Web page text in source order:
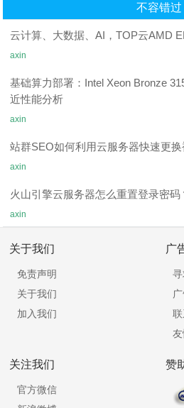
不容错过
云计算、大数据、AI，TOP云AMD
axin
基础算力部署：Intel Xeon Bronze
近性能分析
axin
站群SEO如何利用云服务器快速更换
axin
火山引擎云服务器怎么重置登录密码
axin
关于我们
免责声明
关于我们
加入我们
广
关注我们
官方微信
赞